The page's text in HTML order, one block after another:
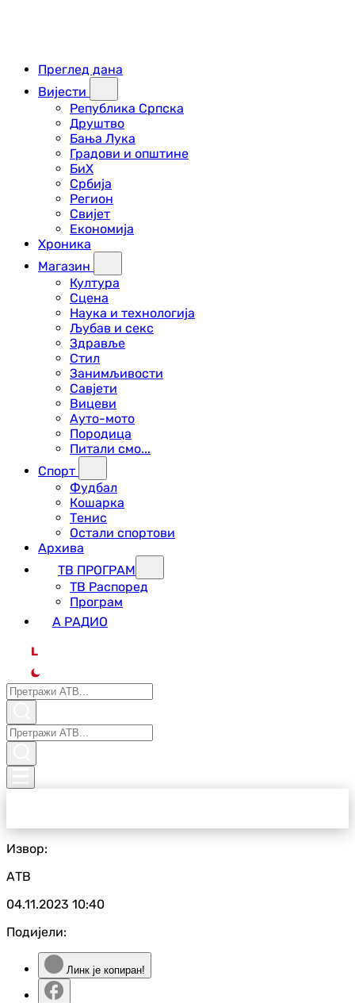
Преглед дана
Вијести
Република Српска
Друштво
Бања Лука
Градови и општине
БиХ
Србија
Регион
Свијет
Економија
Хроника
Магазин
Култура
Сцена
Наука и технологија
Љубав и секс
Здравље
Стил
Занимљивости
Савјети
Вицеви
Ауто-мото
Породица
Питали смо...
Спорт
Фудбал
Кошарка
Тенис
Остали спортови
Архива
ТВ ПРОГРАМ
ТВ Распоред
Програм
А РАДИО
L
Извор:
АТВ
04.11.2023 10:40
Подијели:
Линк је копиран!